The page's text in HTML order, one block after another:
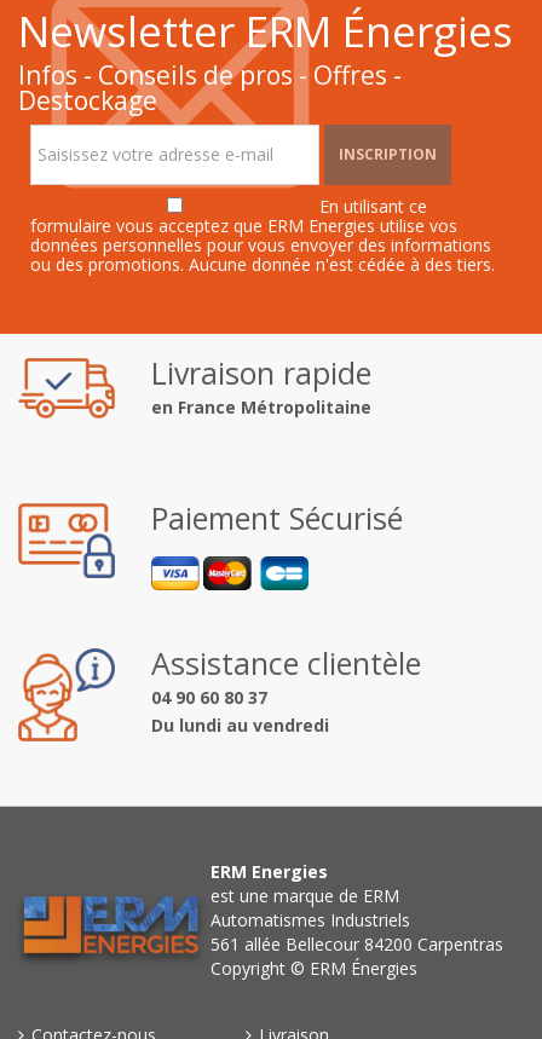
Newsletter ERM Énergies
Infos - Conseils de pros - Offres -
Destockage
INSCRIPTION
En utilisant ce
formulaire vous acceptez que ERM Energies utilise vos
données personnelles pour vous envoyer des informations
ou des promotions. Aucune donnée n'est cédée à des tiers.
Livraison rapide
en France Métropolitaine
Paiement Sécurisé
Assistance clientèle
04 90 60 80 37
Du lundi au vendredi
ERM Energies
est une marque de ERM
Automatismes Industriels
561 allée Bellecour 84200 Carpentras
Copyright © ERM Énergies